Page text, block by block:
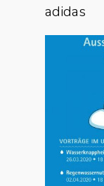
adidas